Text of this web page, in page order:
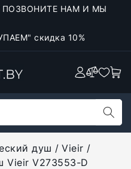
НАМ И МЫ
скидка 10%
душ
Vieir
Vieir V273553-D